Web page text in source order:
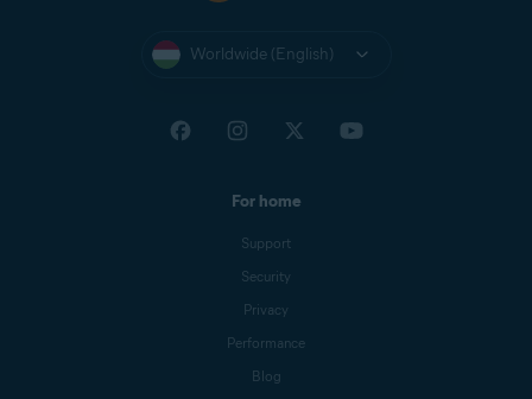
Worldwide (English)
For home
Support
Security
Privacy
Performance
Blog